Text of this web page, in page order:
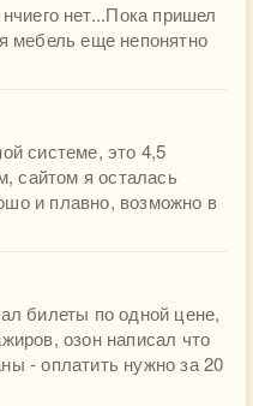
нет...Пока пришел
мебель еще непонятно
системе, это 4,5
сайтом я осталась
и плавно, возможно в
билеты по одной цене,
озон написал что
- оплатить нужно за 20